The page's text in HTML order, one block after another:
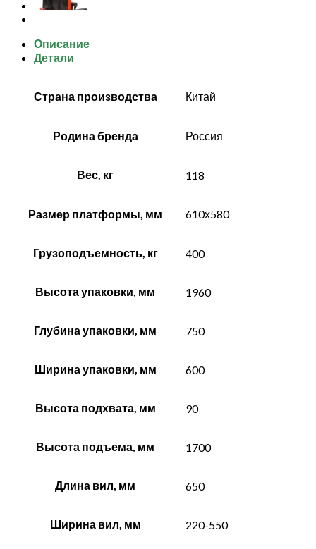
BDDJ-
1700
Описание
Детали
Страна производства Китай
Родина бренда Россия
Вес, кг 118
Размер платформы, мм 610х580
Грузоподъемность, кг 400
Высота упаковки, мм 1960
Глубина упаковки, мм 750
Ширина упаковки, мм 600
Высота подхвата, мм 90
Высота подъема, мм 1700
Длина вил, мм 650
Ширина вил, мм 220-550